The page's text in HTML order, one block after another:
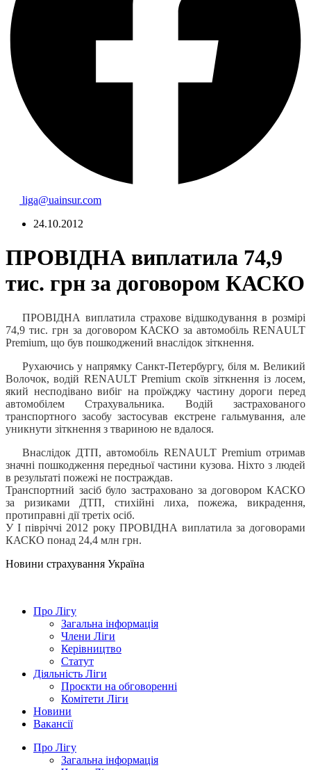
liga@uainsur.com
24.10.2012
ПРОВІДНА виплатила 74,9
тис. грн за договором КАСКО
ПРОВІДНА виплатила страхове відшкодування в розмірі
74,9 тис. грн за договором КАСКО за автомобіль RENAULT
Premium, що був пошкоджений внаслідок зіткнення.
Рухаючись у напрямку Санкт-Петербургу, біля м. Великий
Волочок, водій RENAULT Premium скоїв зіткнення із лосем,
який несподівано вибіг на проїжджу частину дороги перед
автомобілем Страхувальника. Водій застрахованого
транспортного засобу застосував екстрене гальмування, але
уникнути зіткнення з твариною не вдалося.
Внаслідок ДТП, автомобіль RENAULT Premiumотримав
значні пошкодження передньої частини кузова. Ніхто з людей
в результаті пожежі не постраждав.
Транспортний засіб було застраховано за договором КАСКО
за ризиками
ДТП, стихійні лиха, пожежа, викрадення,
протиправні дії третіх осіб.
У I півріччі 2012 року ПРОВІДНА виплатила за договорами
КАСКО понад 24,4 млн грн.
Новини страхування Україна
Про Лігу
Загальна інформація
Члени Ліги
Керівництво
Статут
Діяльність Ліги
Проєкти на обговоренні
Комітети Ліги
Новини
Вакансії
Про Лігу
Загальна інформація